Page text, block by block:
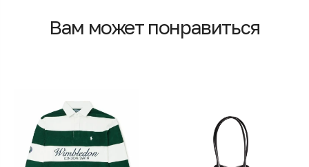
Вам может понравиться